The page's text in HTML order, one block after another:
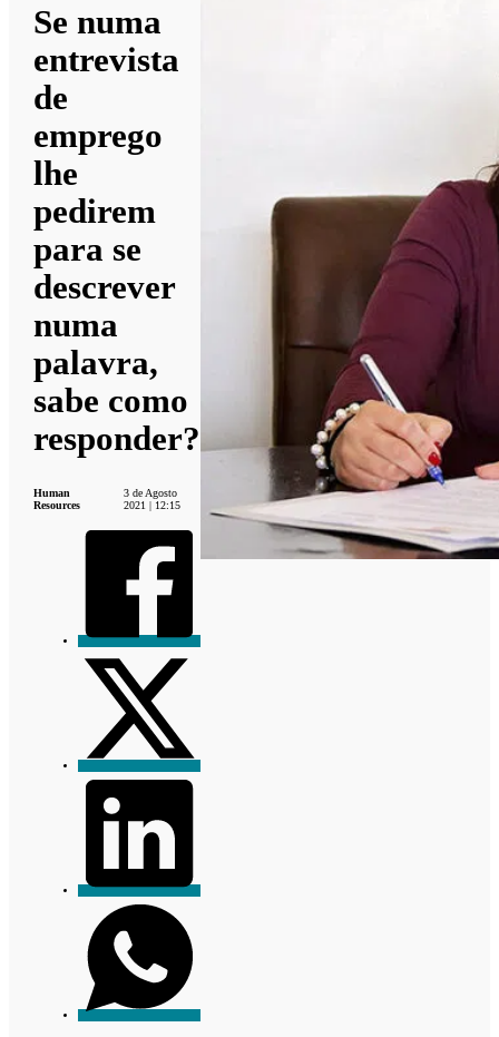
Se numa
entrevista
de
emprego
lhe
pedirem
para se
descrever
numa
palavra,
sabe como
responder?
Human
Resources
3 de Agosto
2021 | 12:15